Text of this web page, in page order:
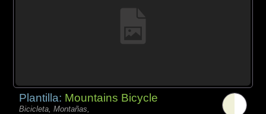
Plantilla: Mountains Bicycle
Bicicleta, Montañas,